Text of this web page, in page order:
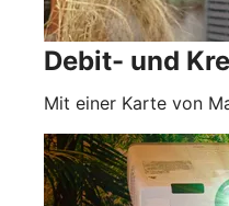
Debit- und
Mit einer Karte von